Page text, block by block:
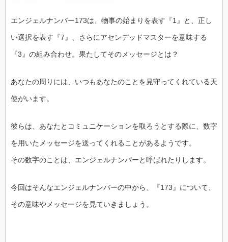
エンジェルナンバー173は、物事の始まりを表す『1』と、正し
い選択を表す『7』、さらにアセンデッドマスターを意味する
『3』の組み合わせ。果たしてそのメッセージとは？
あなたの周りには、いつもあなたのことを見守ってくれている天
使がいます。
彼らは、あなたとコミュニケーションを取ろうとする際に、数字
を用いたメッセージを送ってくれることがあるようです。
その数字のことは、エンジェルナンバーと呼ばれたりします。
今回はそんなエンジェルナンバーの中から、『173』について、
その意味やメッセージを見ていきましょう。